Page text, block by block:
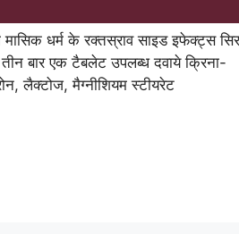
मासिक धर्म के रक्तस्राव साइड इफेक्ट्स सिर
बार एक टैबलेट उपलब्ध दवाये क्रिना-
लैक्टोज, मैग्नीशियम स्टीयरेट